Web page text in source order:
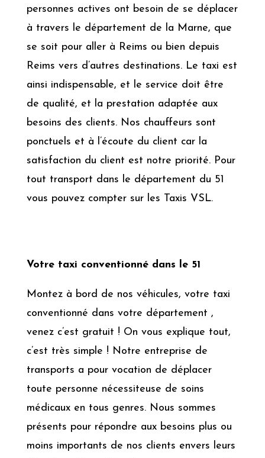
personnes actives ont besoin de se déplacer
à travers le département de la Marne, que
se soit pour aller à Reims ou bien depuis
Reims vers d’autres destinations. Le taxi est
ainsi indispensable, et le service doit être
de qualité, et la prestation adaptée aux
besoins des clients. Nos chauffeurs sont
ponctuels et à l’écoute du client car la
satisfaction du client est notre priorité. Pour
tout transport dans le département du 51
vous pouvez compter sur les Taxis VSL.
Votre taxi conventionné dans le 51
Montez à bord de nos véhicules, votre taxi
conventionné dans votre département ,
venez c’est gratuit ! On vous explique tout,
c’est très simple ! Notre entreprise de
transports a pour vocation de déplacer
toute personne nécessiteuse de soins
médicaux en tous genres. Nous sommes
présents pour répondre aux besoins plus ou
moins importants de nos clients envers leurs